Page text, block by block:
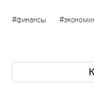
#финансы #